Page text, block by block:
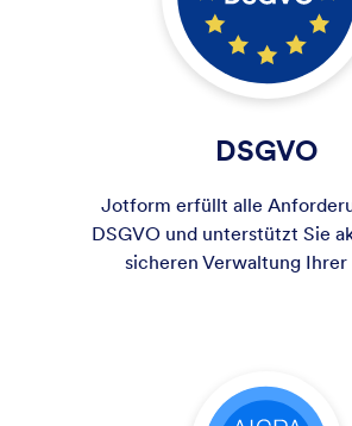
DSGVO
Jotform erfüllt alle
DSGVO und unterstützt Sie
sicheren Verwaltung Ihrer